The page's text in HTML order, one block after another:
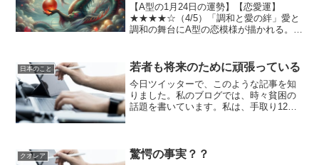
【A型の1月24日の運勢】【恋愛運】
★★★★☆（4/5）「調和と愛の絆」愛と
調和の舞台にA型の恋模様が描かれる。心
を傾け、相手とのコミュニケーションを
大切にしよう。愛の...
日本のこと 若者も将来のために頑張っている
今日ツイッターで、このような記事を知
りました。私のブログでは、時々貧困の
話題を書いています。私は、手取り12万
も、私の夢や志の原点の部...
クオレア 驚愕の事実？？